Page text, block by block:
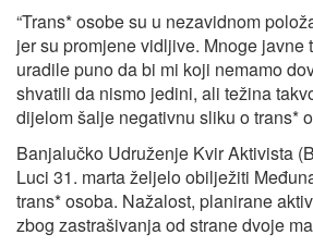
“Trans* osobe su u nezavidnom
jer su promjene vidljive. Mnoge javne
uradile puno da bi mi koji nemamo
shvatili da nismo jedini, ali težina
dijelom šalje negativnu sliku o trans*
Banjalučko Udruženje Kvir Aktivista
Luci 31. marta željelo obilježiti
trans* osoba. Nažalost, planirane
zbog zastrašivanja od strane dvoje